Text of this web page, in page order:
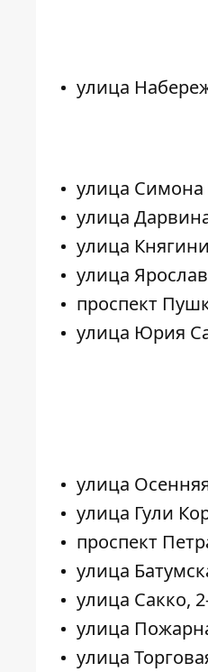
улица
улица Симона
улица
улица
улица
проспект
улица Юрия
улица
улица Гули
проспект
улица
улица Сакко,
улица
улица